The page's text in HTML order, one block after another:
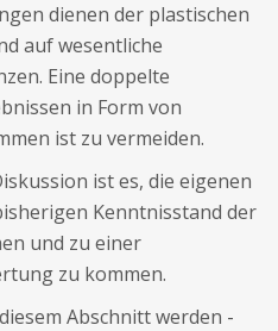
dienen der plastischen
auf wesentliche
Eine doppelte
in Form von
ist zu vermeiden.
ist es, die eigenen
Kenntnisstand der
und zu einer
zu kommen.
Abschnitt werden -